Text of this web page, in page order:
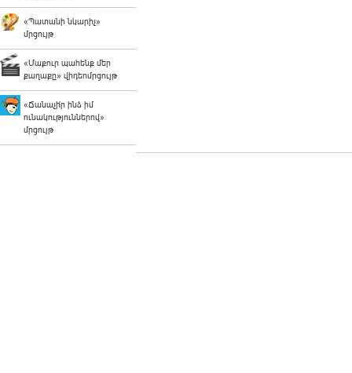
«Պատանի նկարիչ»
մրցույթ
«Մաքուր պահենք մեր
քաղաքը» վիդեոմրցույթ
«Ճանաչի՛ր ինձ իմ
ունակություններով»
մրցույթ